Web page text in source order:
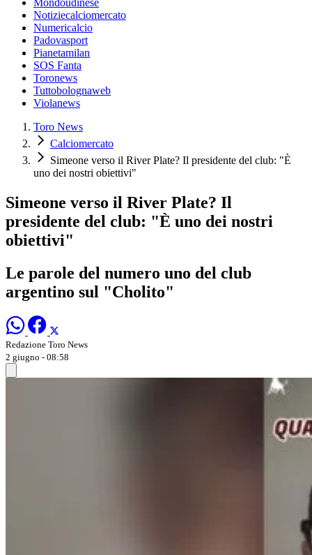
Mondoudinese
Notiziecalciomercato
Numericalcio
Padovasport
Pianetamilan
SOS Fanta
Toronews
Tuttobolognaweb
Violanews
Toro News
Calciomercato
Simeone verso il River Plate? Il presidente del club: "È
uno dei nostri obiettivi"
Simeone verso il River Plate? Il
presidente del club: "È uno dei nostri
obiettivi"
Le parole del numero uno del club
argentino sul "Cholito"
Redazione Toro News
2 giugno - 08:58